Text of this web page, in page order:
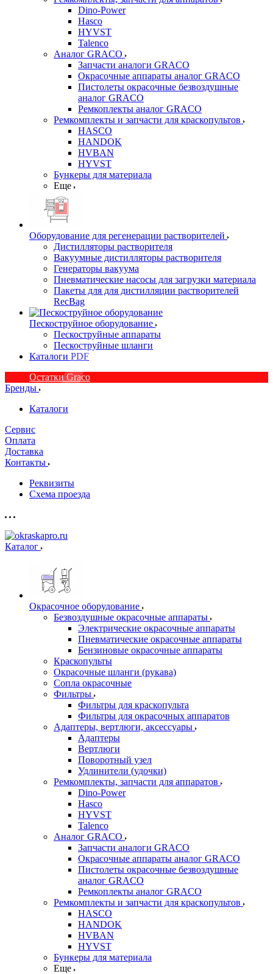
Dino-Power
Hasco
HYVST
Talenco
Аналог GRACO
Запчасти аналоги GRACO
Окрасочные аппараты аналог GRACO
Пистолеты окрасочные безвоздушные
аналог GRACO
Ремкоплекты аналог GRACO
Ремкомплекты и запчасти для краскопультов
HASCO
HANDOK
HVBAN
HYVST
Бункеры для материала
Еще
Оборудование для регенерации растворителей
Дистилляторы растворителя
Вакуумные дистилляторы растворителя
Генераторы вакуума
Пневматические насосы для загрузки материала
Пакеты для для дистилляции растворителей
RecBag
Пескоструйное оборудование
Пескоструйные аппараты
Пескоструйные шланги
Каталоги PDF
Остатки Graco
Бренды
Каталоги
Сервис
Оплата
Доставка
Контакты
Реквизиты
Схема проезда
Каталог
Окрасочное оборудование
Безвоздушные окрасочные аппараты
Электрические окрасочные аппараты
Пневматические окрасочные аппараты
Бензиновые окрасочные аппараты
Краскопульты
Окрасочные шланги (рукава)
Сопла окрасочные
Фильтры
Фильтры для краскопульта
Фильтры для окрасочных аппаратов
Адаптеры, вертлюги, аксессуары
Адаптеры
Вертлюги
Поворотный узел
Удлинители (удочки)
Ремкомплекты, запчасти для аппаратов
Dino-Power
Hasco
HYVST
Talenco
Аналог GRACO
Запчасти аналоги GRACO
Окрасочные аппараты аналог GRACO
Пистолеты окрасочные безвоздушные
аналог GRACO
Ремкоплекты аналог GRACO
Ремкомплекты и запчасти для краскопультов
HASCO
HANDOK
HVBAN
HYVST
Бункеры для материала
Еще